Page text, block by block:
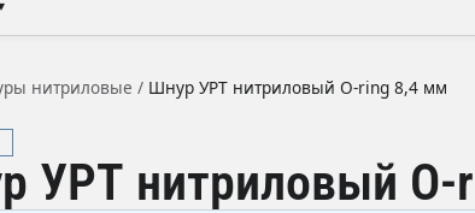
нитриловые / Шнур УРТ нитриловый O-ring 8,4 мм
УРТ нитриловый